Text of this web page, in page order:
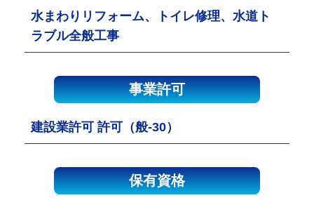
水まわりリフォーム、トイレ修理、水道ト
ラブル全般工事
事業許可
建設業許可 許可（般-30）
保有資格